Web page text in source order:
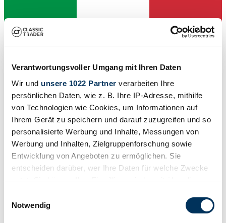
Verantwortungsvoller Umgang mit Ihren Daten
Wir und unsere 1022 Partner verarbeiten Ihre
persönlichen Daten, wie z. B. Ihre IP-Adresse, mithilfe
von Technologien wie Cookies, um Informationen auf
Ihrem Gerät zu speichern und darauf zuzugreifen und so
personalisierte Werbung und Inhalte, Messungen von
Werbung und Inhalten, Zielgruppenforschung sowie
Entwicklung von Angeboten zu ermöglichen. Sie
entscheiden darüber, wer Ihre Daten für welche Zwecke
nutzt. Sie können Ihre Einwilligung jederzeit über die
Trigger Symbol ändern oder widerrufen
Notwendig
Vendedor